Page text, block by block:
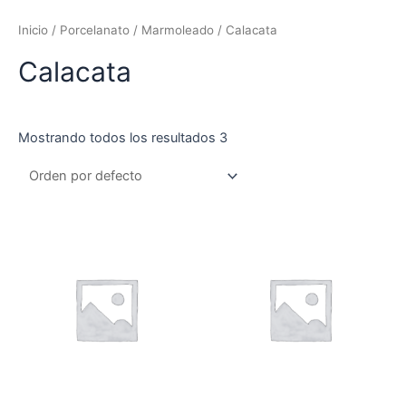
Inicio / Porcelanato / Marmoleado / Calacata
Calacata
Mostrando todos los resultados 3